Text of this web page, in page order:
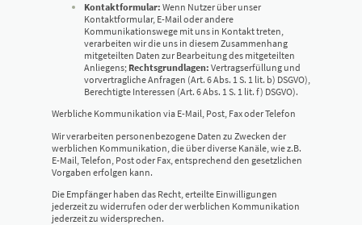
Kontaktformular: Wenn Nutzer über unser
Kontaktformular, E-Mail oder andere
Kommunikationswege mit uns in Kontakt treten,
verarbeiten wir die uns in diesem Zusammenhang
mitgeteilten Daten zur Bearbeitung des mitgeteilten
Anliegens; Rechtsgrundlagen: Vertragserfüllung und
vorvertragliche Anfragen (Art. 6 Abs. 1 S. 1 lit. b) DSGVO),
Berechtigte Interessen (Art. 6 Abs. 1 S. 1 lit. f) DSGVO).
Werbliche Kommunikation via E-Mail, Post, Fax oder Telefon
Wir verarbeiten personenbezogene Daten zu Zwecken der
werblichen Kommunikation, die über diverse Kanäle, wie z.B.
E-Mail, Telefon, Post oder Fax, entsprechend den gesetzlichen
Vorgaben erfolgen kann.
Die Empfänger haben das Recht, erteilte Einwilligungen
jederzeit zu widerrufen oder der werblichen Kommunikation
jederzeit zu widersprechen.